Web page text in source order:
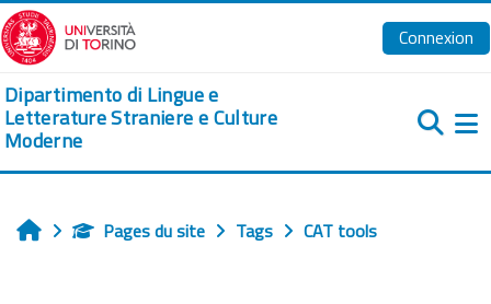
Passer au contenu principal
Connexion
Dipartimento di Lingue e
Letterature Straniere e Culture
Moderne
AccueilPages du site Tags CAT tools